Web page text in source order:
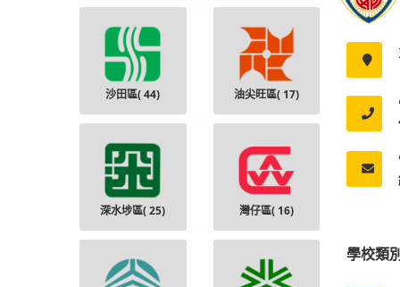
學校類
沙田區(44) 油尖旺區( 17)
深水埗區(25) 灣仔區( 16)